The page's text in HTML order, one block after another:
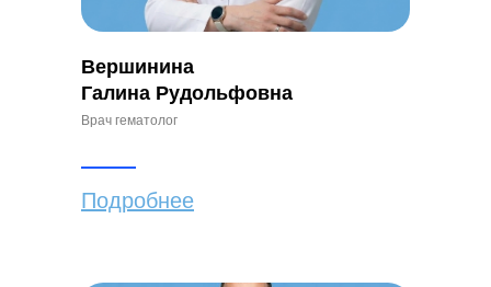
Вершинина
Галина Рудольфовна
Врач гематолог
Подробнее